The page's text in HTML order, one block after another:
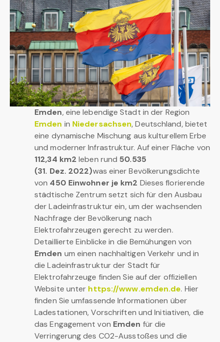
Emden, eine lebendige Stadt in der Region
Emden in Niedersachsen, Deutschland, bietet
eine dynamische Mischung aus kulturellem Erbe
und moderner Infrastruktur. Auf einer Fläche von
112,34 km2 leben rund 50.535
(31. Dez. 2022)was einer Bevölkerungsdichte
von 450 Einwohner je km2 Dieses florierende
städtische Zentrum setzt sich für den Ausbau
der Ladeinfrastruktur ein, um der wachsenden
Nachfrage der Bevölkerung nach
Elektrofahrzeugen gerecht zu werden.
Detaillierte Einblicke in die Bemühungen von
Emden um einen nachhaltigen Verkehr und in
die Ladeinfrastruktur der Stadt für
Elektrofahrzeuge finden Sie auf der offiziellen
Website unter https://www.emden.de. Hier
finden Sie umfassende Informationen über
Ladestationen, Vorschriften und Initiativen, die
das Engagement von Emden für die
Verringerung des CO2-Ausstoßes und die